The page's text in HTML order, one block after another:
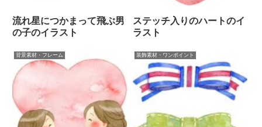
流れ星につかまって飛ぶ男
の子のイラスト
ステッチ入りのハートのイ
ラスト
背景素材・フレーム 装飾素材・ワンポイント